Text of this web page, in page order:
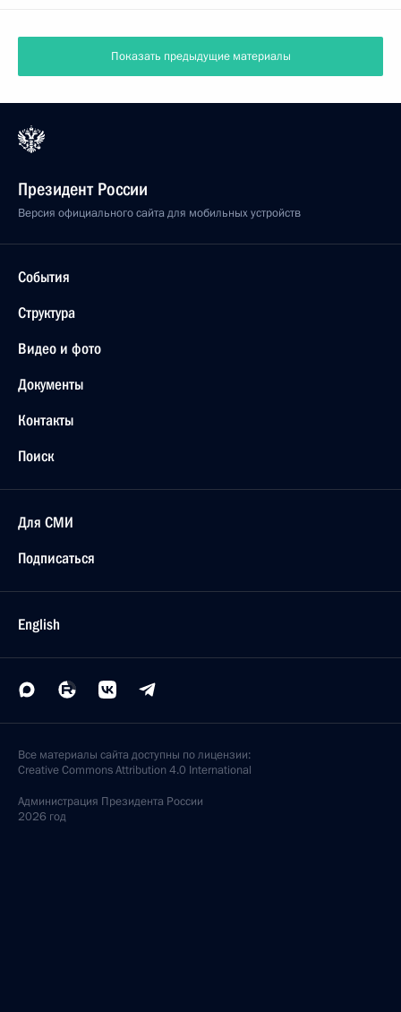
Показать предыдущие материалы
Президент России
Версия официального сайта для мобильных устройств
События
Структура
Видео и фото
Документы
Контакты
Поиск
Для СМИ
Подписаться
English
Все материалы сайта доступны по лицензии:
Creative Commons Attribution 4.0 International
Администрация Президента России
2026 год